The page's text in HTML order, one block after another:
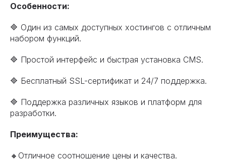
Особенности:
🔷 Один из самых доступных хостингов с отличным
набором функций.
🔷 Простой интерфейс и быстрая установка CMS.
🔷 Бесплатный SSL-сертификат и 24/7 поддержка.
🔷 Поддержка различных языков и платформ для
разработки.
Преимущества:
🔸Отличное соотношение цены и качества.